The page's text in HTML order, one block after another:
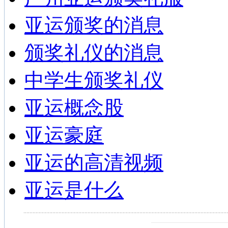
亚运颁奖的消息
颁奖礼仪的消息
中学生颁奖礼仪
亚运概念股
亚运豪庭
亚运的高清视频
亚运是什么